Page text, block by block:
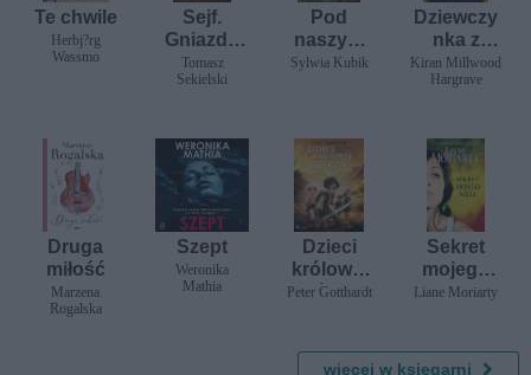
Te chwile
Herbj?rg
Wassmo
Sejf.
Gniazdo
Kruka
Tomasz
Sekielski
Pod
naszym
niebem
Sylwia Kubik
Dziewczy
nka z
atramentu
i gwiazd
Kiran Millwood
Hargrave
Druga
miłość
Marzena
Rogalska
Szept
Weronika
Mathia
Dzieci
królowej
elfów 6 -
Peter Gotthardt
Sekret
mojego
męża
Liane Moriarty
więcej w księgarni